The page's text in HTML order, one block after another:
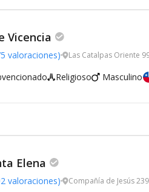
Vicencia
valoraciones) Las Catalpas Oriente
Religioso Masculino
Elena
valoraciones) Compañía de Jesús